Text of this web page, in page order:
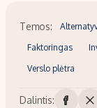
Temos:
Faktoringas
Verslo plėtra
Dalintis: